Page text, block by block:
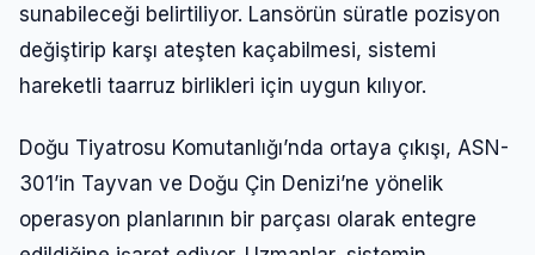
sunabileceği belirtiliyor. Lansörün süratle pozisyon
değiştirip karşı ateşten kaçabilmesi, sistemi
hareketli taarruz birlikleri için uygun kılıyor.
Doğu Tiyatrosu Komutanlığı’nda ortaya çıkışı, ASN-
301’in Tayvan ve Doğu Çin Denizi’ne yönelik
operasyon planlarının bir parçası olarak entegre